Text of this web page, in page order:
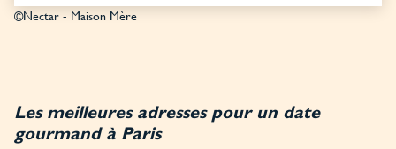
©Nectar - Maison Mère
Les meilleures adresses pour un date
gourmand à Paris